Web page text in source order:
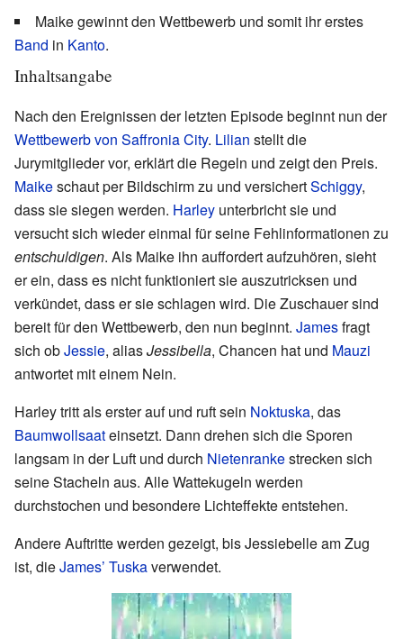
Maike gewinnt den Wettbewerb und somit ihr erstes
Band in Kanto.
Inhaltsangabe
Nach den Ereignissen der letzten Episode beginnt nun der
Wettbewerb von Saffronia City. Lilian stellt die
Jurymitglieder vor, erklärt die Regeln und zeigt den Preis.
Maikeschaut per Bildschirm zu und versichertSchiggy,
dass sie siegen werden. Harley unterbricht sie und
versucht sich wieder einmal für seine Fehlinformationen zu
entschuldigen. Als Maike ihn auffordert aufzuhören, sieht
er ein, dass es nicht funktioniert sie auszutricksen und
verkündet, dass er sie schlagen wird. Die Zuschauer sind
bereit für den Wettbewerb, den nun beginnt. Jamesfragt
sich obJessie, aliasJessibella, Chancen hat und Mauzi
antwortet mit einem Nein.
Harley tritt als erster auf und ruft sein Noktuska, das
Baumwollsaateinsetzt. Dann drehen sich die Sporen
langsam in der Luft und durch Nietenrankestrecken sich
seine Stacheln aus. Alle Wattekugeln werden
durchstochen und besondere Lichteffekte entstehen.
Andere Auftritte werden gezeigt, bis Jessiebelle am Zug
ist, dieJames’ Tuskaverwendet.